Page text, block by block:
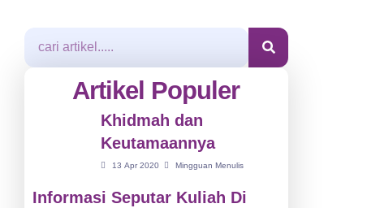
Artikel Populer
Khidmah dan
Keutamaannya
13 Apr 2020 Mingguan Menulis
Informasi Seputar Kuliah Di